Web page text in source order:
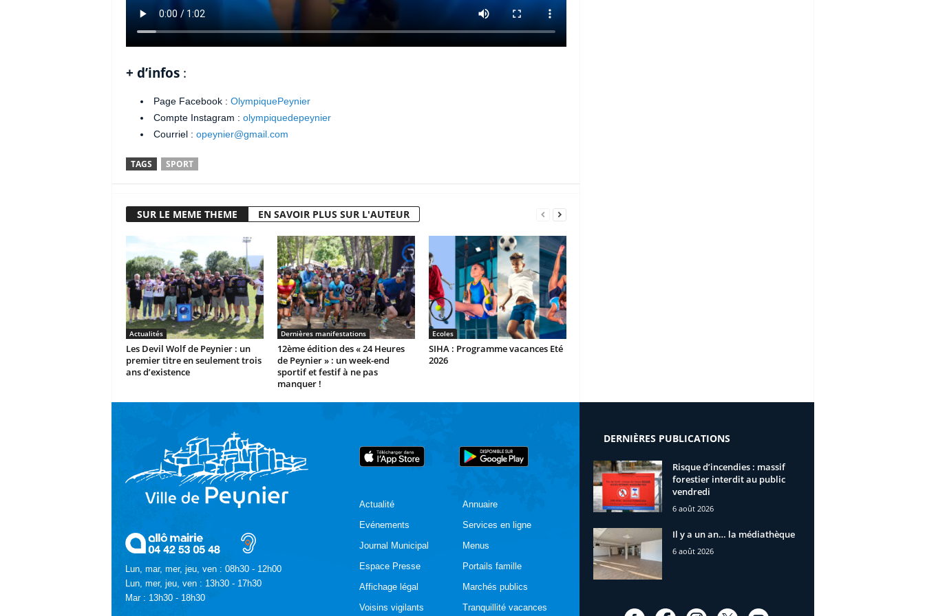
+ d’infos :
Page Facebook : OlympiquePeynier
Compte Instagram : olympiquedepeynier
Courriel : opeynier@gmail.com
TAGS SPORT
SUR LE MEME THEME EN SAVOIR PLUS SUR L'AUTEUR
Actualités
Les Devil Wolf de Peynier : un
premier titre en seulement trois
ans d’existence
Dernières manifestations
12ème édition des « 24 Heures
de Peynier » : un week-end
sportif et festif à ne pas
manquer !
Ecoles
SIHA : Programme vacances Eté
2026
Lun, mar, mer, jeu, ven : 08h30 - 12h00
Lun, mer, jeu, ven : 13h30 - 17h30
Mar : 13h30 - 18h30
Actualité
Evénements
Journal Municipal
Espace Presse
Affichage légal
Voisins vigilants
Annuaire
Services en ligne
Menus
Portails famille
Marchés publics
Tranquillité vacances
DERNIÈRES PUBLICATIONS
Risque d’incendies : massif
forestier interdit au public
vendredi
6 août 2026
Il y a un an… la médiathèque
6 août 2026